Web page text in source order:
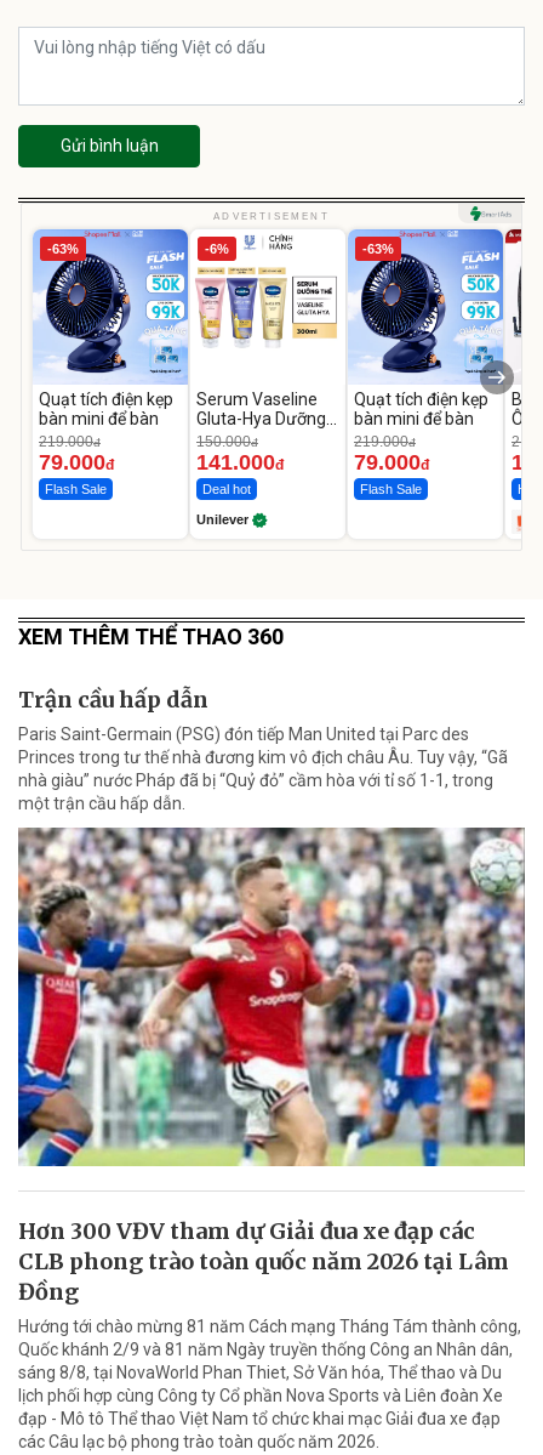
Gửi bình luận
ADVERTISEMENT
-63%
Quạt tích điện kẹp
bàn mini để bàn
219.000đ
79.000đ
Flash Sale
-6%
Serum Vaseline
Gluta-Hya Dưỡng
Da Sáng Mịn Sau 7
Ngày
150.000đ
141.000đ
Deal hot
Unilever
-63%
Quạt tích điện kẹp
bàn mini để bàn
219.000đ
79.000đ
Flash Sale
Ô
Hot
XEM THÊM THỂ THAO 360
Trận cầu hấp dẫn
Paris Saint-Germain (PSG) đón tiếp Man United tại Parc des
Princes trong tư thế nhà đương kim vô địch châu Âu. Tuy vậy, “Gã
nhà giàu” nước Pháp đã bị “Quỷ đỏ” cầm hòa với tỉ số 1-1, trong
một trận cầu hấp dẫn.
Hơn 300 VĐV tham dự Giải đua xe đạp các
CLB phong trào toàn quốc năm 2026 tại Lâm
Đồng
Hướng tới chào mừng 81 năm Cách mạng Tháng Tám thành công,
Quốc khánh 2/9 và 81 năm Ngày truyền thống Công an Nhân dân,
sáng 8/8, tại NovaWorld Phan Thiet, Sở Văn hóa, Thể thao và Du
lịch phối hợp cùng Công ty Cổ phần Nova Sports và Liên đoàn Xe
đạp - Mô tô Thể thao Việt Nam tổ chức khai mạc Giải đua xe đạp
các Câu lạc bộ phong trào toàn quốc năm 2026.